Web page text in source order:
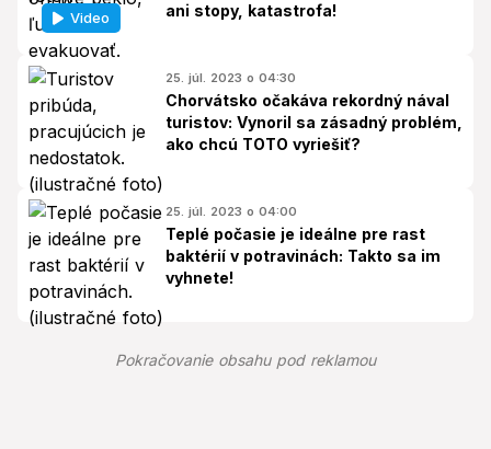
Video
ani stopy, katastrofa!
25. júl. 2023 o 04:30
Chorvátsko očakáva rekordný nával
turistov: Vynoril sa zásadný problém,
ako chcú TOTO vyriešiť?
25. júl. 2023 o 04:00
Teplé počasie je ideálne pre rast
baktérií v potravinách: Takto sa im
vyhnete!
Pokračovanie obsahu pod reklamou